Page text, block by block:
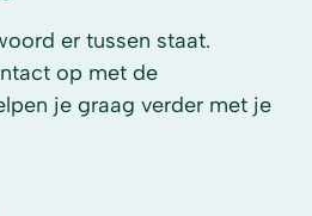
er tussen staat.
op met de
je graag verder met je